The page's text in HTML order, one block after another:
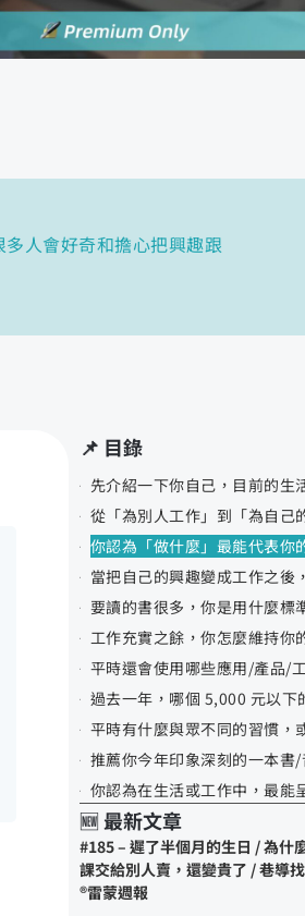
人會好奇和擔心把興趣跟
📌 目錄
平時還會使用哪些應用/產品/
🆕 最新文章
#185 – 遲了半個月的生日 / 為什
課交給別人賣，還變貴了 / 巷導
®️雷蒙週報